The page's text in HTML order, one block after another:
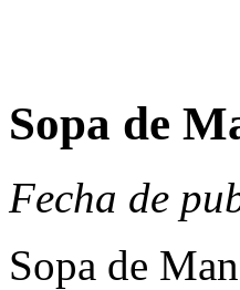
Sopa de
Fecha de
Sopa de